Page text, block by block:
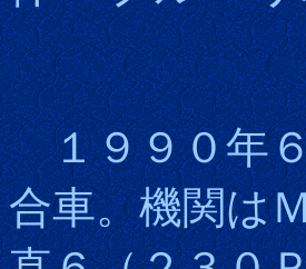
１９９０年６
合車。機関は